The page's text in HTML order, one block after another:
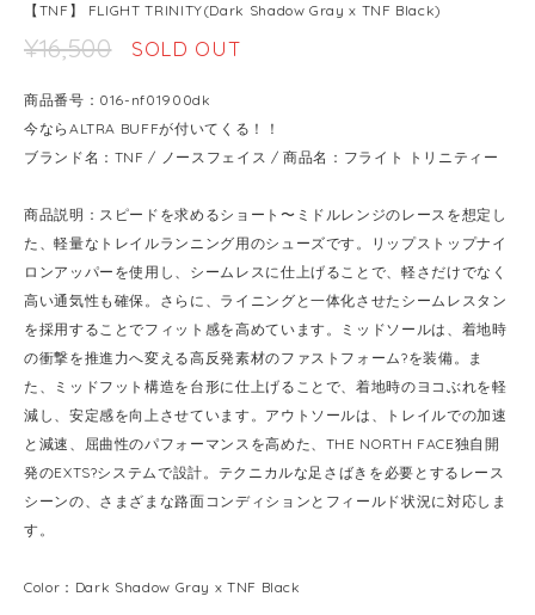
【TNF】 FLIGHT TRINITY(Dark Shadow Gray x TNF Black)
¥16,500 SOLD OUT
商品番号：016-nf01900dk
今ならALTRA BUFFが付いてくる！！
ブランド名：TNF / ノースフェイス / 商品名：フライト トリニティー
商品説明：スピードを求めるショート〜ミドルレンジのレースを想定し
た、軽量なトレイルランニング用のシューズです。リップストップナイ
ロンアッパーを使用し、シームレスに仕上げることで、軽さだけでなく
高い通気性も確保。さらに、ライニングと一体化させたシームレスタン
を採用することでフィット感を高めています。ミッドソールは、着地時
の衝撃を推進力へ変える高反発素材のファストフォーム?を装備。ま
た、ミッドフット構造を台形に仕上げることで、着地時のヨコぶれを軽
減し、安定感を向上させています。アウトソールは、トレイルでの加速
と減速、屈曲性のパフォーマンスを高めた、THE NORTH FACE独自開
発のEXTS?システムで設計。テクニカルな足さばきを必要とするレース
シーンの、さまざまな路面コンディションとフィールド状況に対応しま
す。
Color：Dark Shadow Gray x TNF Black